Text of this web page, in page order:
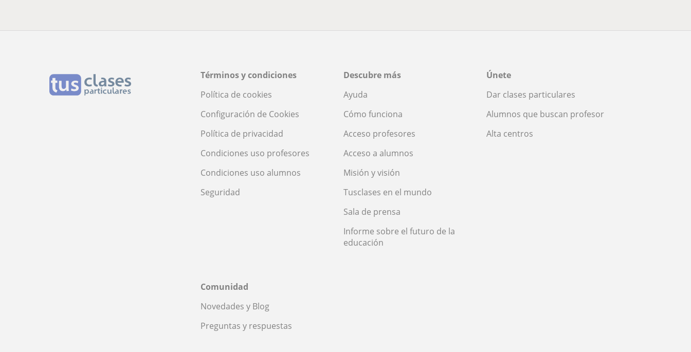
Términos y condiciones
Política de cookies
Configuración de Cookies
Política de privacidad
Condiciones uso profesores
Condiciones uso alumnos
Seguridad
Descubre más
Ayuda
Cómo funciona
Acceso profesores
Acceso a alumnos
Misión y visión
Tusclases en el mundo
Sala de prensa
Informe sobre el futuro de la
educación
Únete
Dar clases particulares
Alumnos que buscan profesor
Alta centros
Comunidad
Novedades y Blog
Preguntas y respuestas